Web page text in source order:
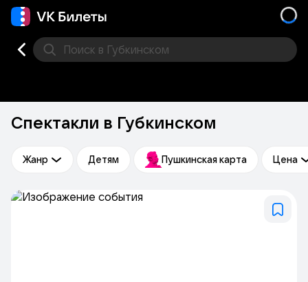
Поиск в Губкинском
Спектакли в Губкинском
Жанр Детям Пушкинская карта Цена